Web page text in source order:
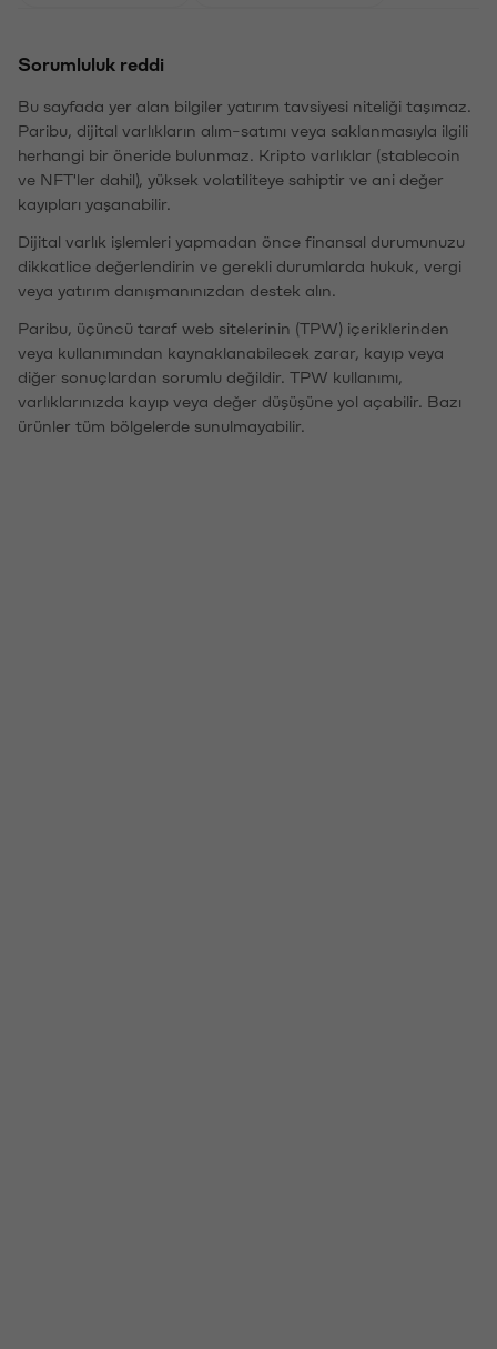
Sorumluluk reddi
Bu sayfada yer alan bilgiler yatırım tavsiyesi niteliği taşımaz.
Paribu, dijital varlıkların alım-satımı veya saklanmasıyla ilgili
herhangi bir öneride bulunmaz. Kripto varlıklar (stablecoin
ve NFT'ler dahil), yüksek volatiliteye sahiptir ve ani değer
kayıpları yaşanabilir.
Dijital varlık işlemleri yapmadan önce finansal durumunuzu
dikkatlice değerlendirin ve gerekli durumlarda hukuk, vergi
veya yatırım danışmanınızdan destek alın.
Paribu, üçüncü taraf web sitelerinin (TPW) içeriklerinden
veya kullanımından kaynaklanabilecek zarar, kayıp veya
diğer sonuçlardan sorumlu değildir. TPW kullanımı,
varlıklarınızda kayıp veya değer düşüşüne yol açabilir. Bazı
ürünler tüm bölgelerde sunulmayabilir.